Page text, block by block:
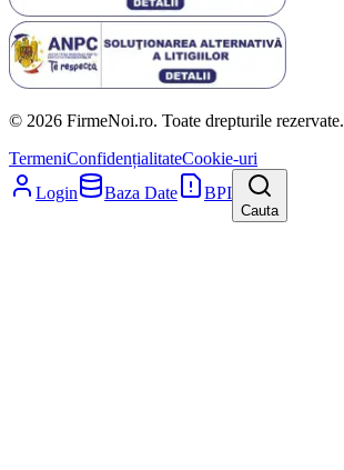
© 2026 FirmeNoi.ro. Toate drepturile rezervate.
TermeniConfidențialitateCookie-uri
Login
Baza Date BPI
Cauta